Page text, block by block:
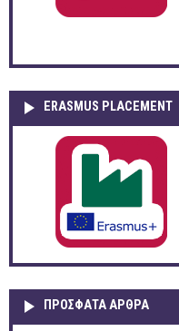
ERASMUS PLACEMENT
ΠΡOΣΦΑΤΑ AΡΘΡΑ